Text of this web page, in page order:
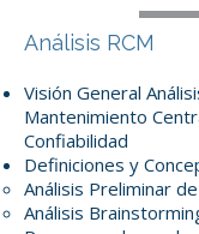
Análisis RCM
Visión General
Mantenimiento
Confiabilidad
Definiciones y
Análisis Preliminar
Análisis